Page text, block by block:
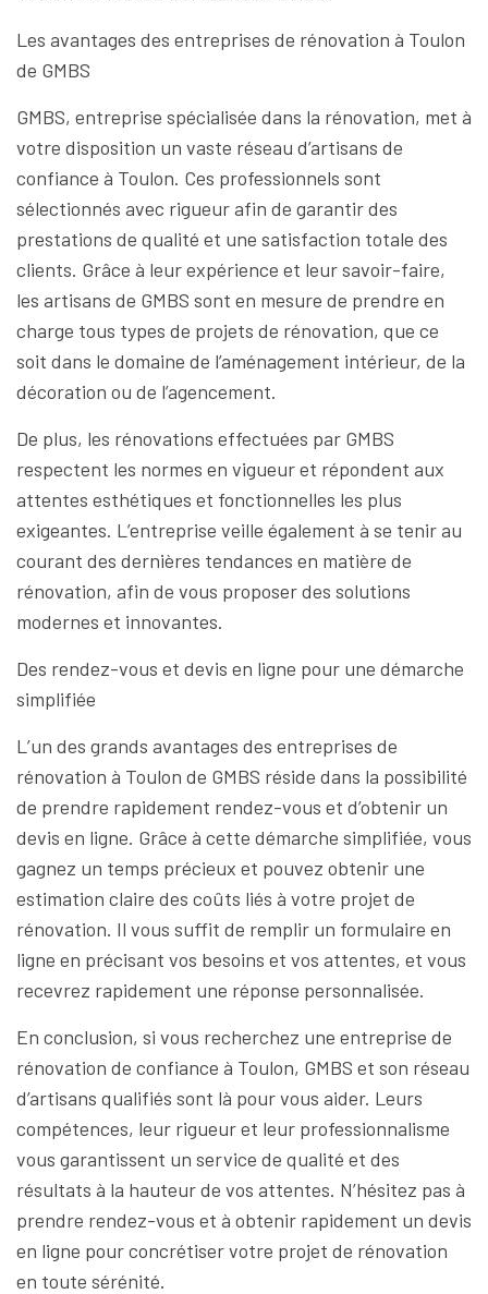
Les avantages des entreprises de rénovation à Toulon
de GMBS
GMBS, entreprise spécialisée dans la rénovation, met à
votre disposition un vaste réseau d’artisans de
confiance à Toulon. Ces professionnels sont
sélectionnés avec rigueur afin de garantir des
prestations de qualité et une satisfaction totale des
clients. Grâce à leur expérience et leur savoir-faire,
les artisans de GMBS sont en mesure de prendre en
charge tous types de projets de rénovation, que ce
soit dans le domaine de l’aménagement intérieur, de la
décoration ou de l’agencement.
De plus, les rénovations effectuées par GMBS
respectent les normes en vigueur et répondent aux
attentes esthétiques et fonctionnelles les plus
exigeantes. L’entreprise veille également à se tenir au
courant des dernières tendances en matière de
rénovation, afin de vous proposer des solutions
modernes et innovantes.
Des rendez-vous et devis en ligne pour une démarche
simplifiée
L’un des grands avantages des entreprises de
rénovation à Toulon de GMBS réside dans la possibilité
de prendre rapidement rendez-vous et d’obtenir un
devis en ligne. Grâce à cette démarche simplifiée, vous
gagnez un temps précieux et pouvez obtenir une
estimation claire des coûts liés à votre projet de
rénovation. Il vous suffit de remplir un formulaire en
ligne en précisant vos besoins et vos attentes, et vous
recevrez rapidement une réponse personnalisée.
En conclusion, si vous recherchez une entreprise de
rénovation de confiance à Toulon, GMBS et son réseau
d’artisans qualifiés sont là pour vous aider. Leurs
compétences, leur rigueur et leur professionnalisme
vous garantissent un service de qualité et des
résultats à la hauteur de vos attentes. N’hésitez pas à
prendre rendez-vous et à obtenir rapidement un devis
en ligne pour concrétiser votre projet de rénovation
en toute sérénité.